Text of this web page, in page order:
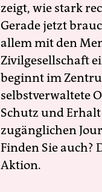
zeigt, wie stark
Gerade jetzt
allem mit den
Zivilgesellschaft
beginnt im
selbstverwaltete
Schutz und
zugänglichen
Finden Sie auch?
Aktion.